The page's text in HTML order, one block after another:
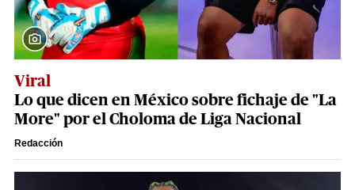
Viral
Lo que dicen en México sobre fichaje de "La
More" por el Choloma de Liga Nacional
Redacción